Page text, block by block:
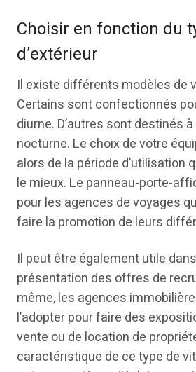
Choisir en fonction du
d’extérieur
Il existe différents modèles de
Certains sont confectionnés
diurne. D’autres sont destinés
nocturne. Le choix de votre
alors de la période d’utilisation
le mieux. Le panneau-porte-
pour les agences de voyages
faire la promotion de leurs
Il peut être également utile
présentation des offres de
même, les agences
l’adopter pour faire des
vente ou de location de
caractéristique de ce type de